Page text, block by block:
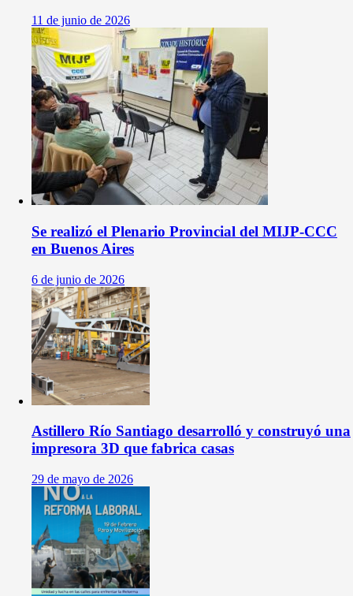
11 de junio de 2026
Se realizó el Plenario Provincial del MIJP-CCC
en Buenos Aires
6 de junio de 2026
Astillero Río Santiago desarrolló y construyó una
impresora 3D que fabrica casas
29 de mayo de 2026